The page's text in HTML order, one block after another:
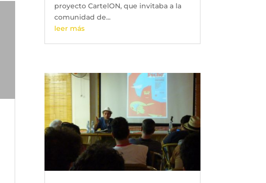
proyecto CartelON, que invitaba a la
comunidad de...
leer más